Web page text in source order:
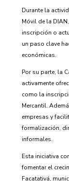
Durante la
Móvil de la
inscripción o
un paso clave
económicas.
Por su parte, la
activamente
como la
Mercantil.
empresas y
formalización,
informales.
Esta iniciativa
fomentar el
Facatativá,